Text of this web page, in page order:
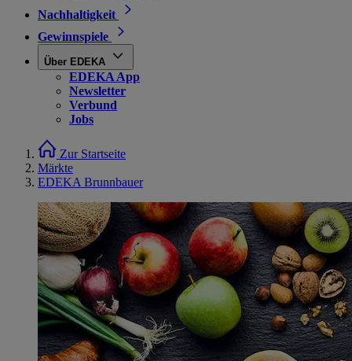
Nachhaltigkeit
Gewinnspiele
Über EDEKA
EDEKA App
Newsletter
Verbund
Jobs
Zur Startseite
Märkte
EDEKA Brunnbauer